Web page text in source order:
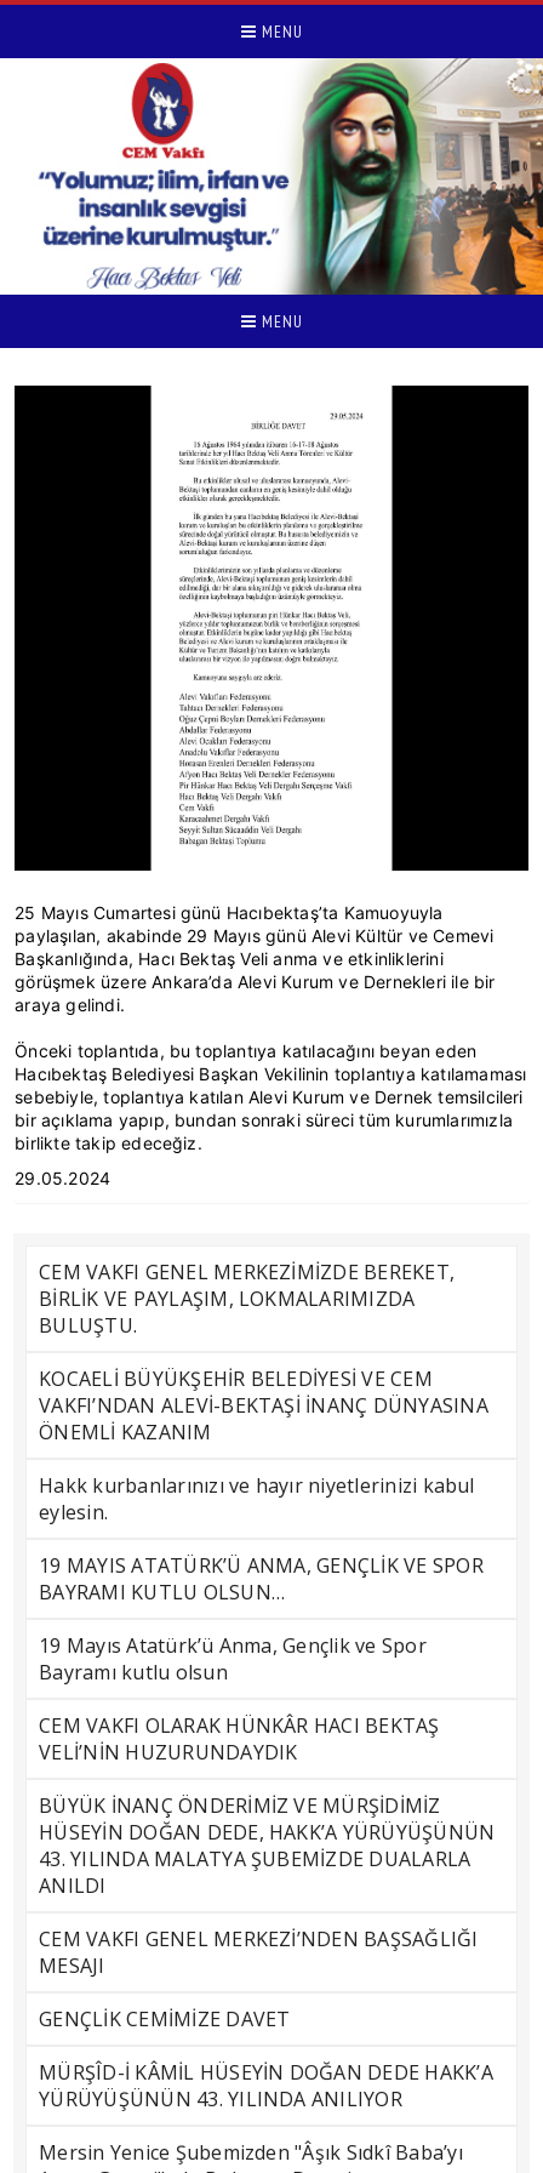
MENU
MENU
25 Mayıs Cumartesi günü Hacıbektaş’ta Kamuoyuyla
paylaşılan, akabinde 29 Mayıs günü Alevi Kültür ve Cemevi
Başkanlığında, Hacı Bektaş Veli anma ve etkinliklerini
görüşmek üzere Ankara’da Alevi Kurum ve Dernekleri ile bir
araya gelindi.
Önceki toplantıda, bu toplantıya katılacağını beyan eden
Hacıbektaş Belediyesi Başkan Vekilinin toplantıya katılamaması
sebebiyle, toplantıya katılan Alevi Kurum ve Dernek temsilcileri
bir açıklama yapıp, bundan sonraki süreci tüm kurumlarımızla
birlikte takip edeceğiz.
29.05.2024
CEM VAKFI GENEL MERKEZİMİZDE BEREKET,
BİRLİK VE PAYLAŞIM, LOKMALARIMIZDA
BULUŞTU.
KOCAELİ BÜYÜKŞEHİR BELEDİYESİ VE CEM
VAKFI’NDAN ALEVİ-BEKTAŞİ İNANÇ DÜNYASINA
ÖNEMLİ KAZANIM
Hakk kurbanlarınızı ve hayır niyetlerinizi kabul
eylesin.
19 MAYIS ATATÜRK’Ü ANMA, GENÇLİK VE SPOR
BAYRAMI KUTLU OLSUN…
19 Mayıs Atatürk’ü Anma, Gençlik ve Spor
Bayramı kutlu olsun
CEM VAKFI OLARAK HÜNKÂR HACI BEKTAŞ
VELİ’NİN HUZURUNDAYDIK
BÜYÜK İNANÇ ÖNDERİMİZ VE MÜRŞİDİMİZ
HÜSEYİN DOĞAN DEDE, HAKK’A YÜRÜYÜŞÜNÜN
43. YILINDA MALATYA ŞUBEMİZDE DUALARLA
ANILDI
CEM VAKFI GENEL MERKEZİ’NDEN BAŞSAĞLIĞI
MESAJI
GENÇLİK CEMİMİZE DAVET
MÜRŞÎD-İ KÂMİL HÜSEYİN DOĞAN DEDE HAKK’A
YÜRÜYÜŞÜNÜN 43. YILINDA ANILIYOR
Mersin Yenice Şubemizden "Âşık Sıdkî Baba’yı